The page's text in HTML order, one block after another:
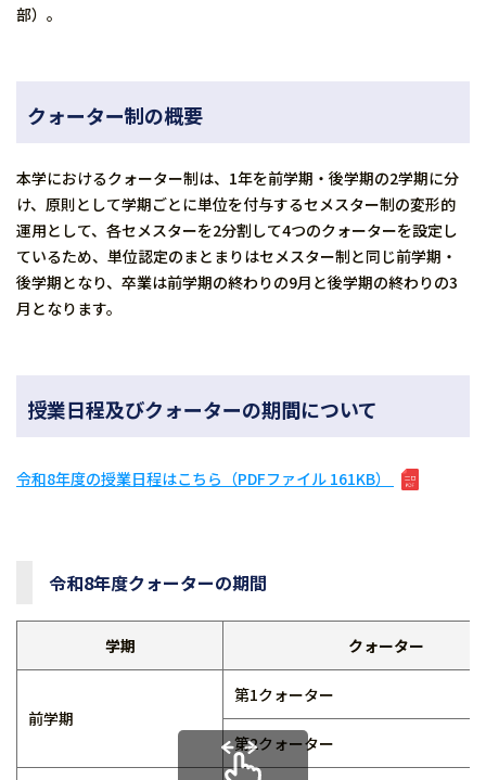
部）。
クォーター制の概要
本学におけるクォーター制は、1年を前学期・後学期の2学期に分
け、原則として学期ごとに単位を付与するセメスター制の変形的
運用として、各セメスターを2分割して4つのクォーターを設定し
ているため、単位認定のまとまりはセメスター制と同じ前学期・
後学期となり、卒業は前学期の終わりの9月と後学期の終わりの3
月となります。
授業日程及びクォーターの期間について
令和8年度の授業日程はこちら（PDFファイル 161KB）
令和8年度クォーターの期間
学期 クォーター
前学期
第1クォーター
第2クォーター